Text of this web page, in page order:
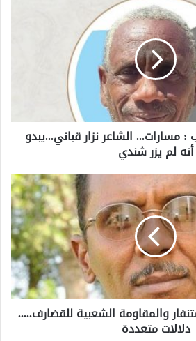
مسارات... الشاعر نزار قباني...يبدو
أنه لم يزر شندي
والمقاومة الشعبية للقضارف.....
دلالات متعددة